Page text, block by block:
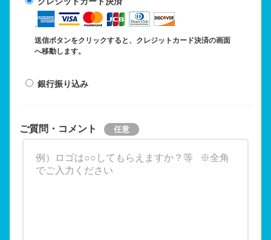
送信ボタンをクリックすると、クレジットカード決済の画面
へ移動します。
銀行振り込み
ご質問・コメント